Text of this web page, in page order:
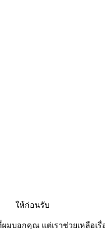
ให้ก่อนรับ
บอกคุณ แต่เราช่วยเหลือเ